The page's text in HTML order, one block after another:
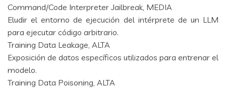
Command/Code Interpreter Jailbreak, MEDIA
Eludir el entorno de ejecución del intérprete de un LLM
para ejecutar código arbitrario.
Training Data Leakage, ALTA
Exposición de datos específicos utilizados para entrenar el
modelo.
Training Data Poisoning, ALTA